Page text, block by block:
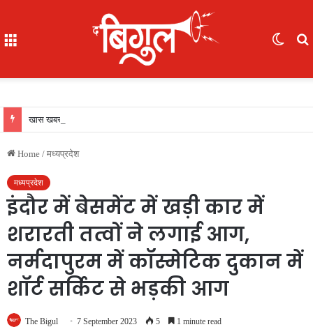
Home / मध्यप्रदेश
मध्यप्रदेश
इंदौर में बेसमेंट में खड़ी कार में
शरारती तत्वों ने लगाई आग,
नर्मदापुरम में कॉस्मेटिक दुकान में
शॉर्ट सर्किट से भड़की आग
The Bigul 7 September 2023 5 1 minute read